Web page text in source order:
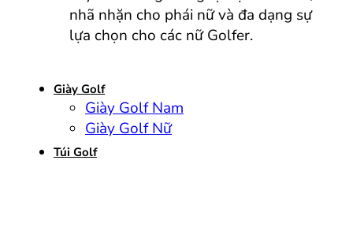
nhã nhặn cho phái nữ và đa dạng sự
lựa chọn cho các nữ Golfer.
Giày Golf
Giày Golf Nam
Giày Golf Nữ
Túi Golf